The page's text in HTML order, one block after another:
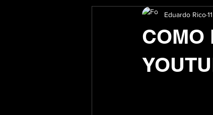
COMO
Eduardo Rico